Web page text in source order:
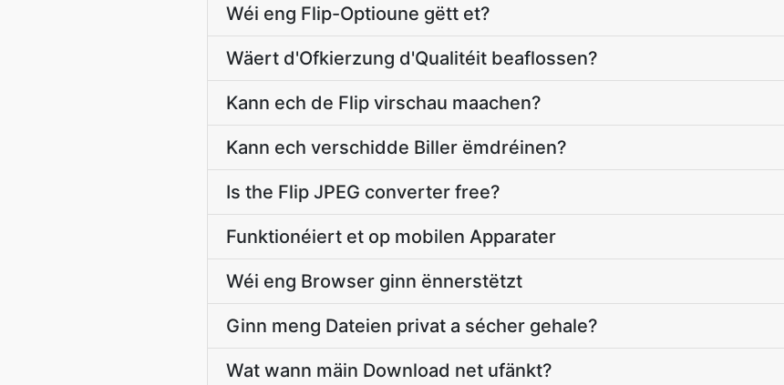
Wéi eng Flip-Optioune gëtt et?
Wäert d'Ofkierzung d'Qualitéit beaflossen?
Kann ech de Flip virschau maachen?
Kann ech verschidde Biller ëmdréinen?
Is the Flip JPEG converter free?
Funktionéiert et op mobilen Apparater
Wéi eng Browser ginn ënnerstëtzt
Ginn meng Dateien privat a sécher gehale?
Wat wann mäin Download net ufänkt?